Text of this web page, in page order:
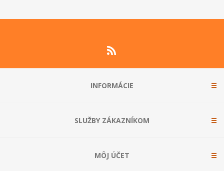
INFORMÁCIE
SLUŽBY ZÁKAZNÍKOM
MÔJ ÚČET